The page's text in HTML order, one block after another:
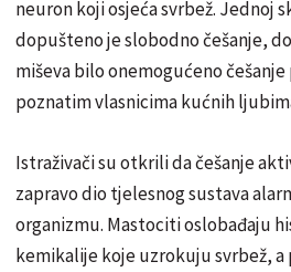
neuron koji osjeća svrbež. Jednoj
dopušteno je slobodno češanje,
miševa bilo onemogućeno
poznatim vlasnicima kućnih
Istraživači su otkrili da češanje
zapravo dio tjelesnog sustava
organizmu. Mastociti oslobađaju
kemikalije koje uzrokuju svrbež,